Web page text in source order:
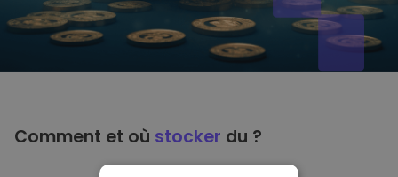
Comment et où stocker du ?